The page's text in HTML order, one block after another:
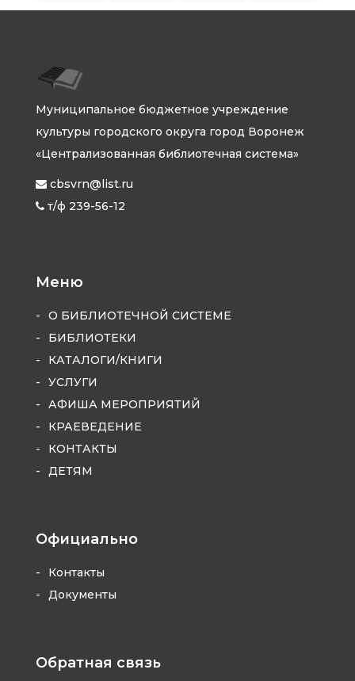
Муниципальное бюджетное учреждение
культуры городского округа город Воронеж
«Централизованная библиотечная система»
cbsvrn@list.ru
т/ф 239-56-12
Меню
О БИБЛИОТЕЧНОЙ СИСТЕМЕ
БИБЛИОТЕКИ
КАТАЛОГИ/КНИГИ
УСЛУГИ
АФИША МЕРОПРИЯТИЙ
КРАЕВЕДЕНИЕ
КОНТАКТЫ
ДЕТЯМ
Официально
Контакты
Документы
Обратная связь